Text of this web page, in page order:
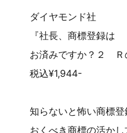
ダイヤモンド社
『社長、商標登録は
お済みですか？２ Ｒ
税込¥1,944-
知らないと怖い商標
おくべき商標の活かし